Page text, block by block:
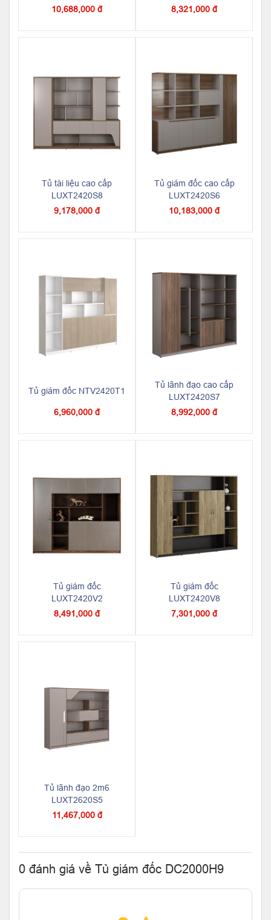
10,688,000 đ
8,321,000 đ
Tủ tài liệu cao cấp
LUXT2420S8
9,178,000 đ
Tủ giám đốc cao cấp
LUXT2420S6
10,183,000 đ
Tủ giám đốc NTV2420T1
6,960,000 đ
Tủ lãnh đạo cao cấp
LUXT2420S7
8,992,000 đ
Tủ giám đốc
LUXT2420V2
8,491,000 đ
Tủ giám đốc
LUXT2420V8
7,301,000 đ
Tủ lãnh đạo 2m6
LUXT2620S5
11,467,000 đ
0 đánh giá về Tủ giám đốc DC2000H9